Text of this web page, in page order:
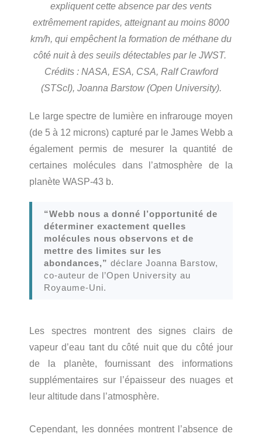
expliquent cette absence par des vents
extrêmement rapides, atteignant au moins 8000
km/h, qui empêchent la formation de méthane du
côté nuit à des seuils détectables par le JWST.
Crédits : NASA, ESA, CSA, Ralf Crawford
(STScI), Joanna Barstow (Open University).
Le large spectre de lumière en infrarouge moyen
(de 5 à 12 microns) capturé par le James Webb a
également permis de mesurer la quantité de
certaines molécules dans l’atmosphère de la
planète WASP-43 b.
“Webb nous a donné l’opportunité de
déterminer exactement quelles
molécules nous observons et de
mettre des limites sur les
abondances,” déclare Joanna Barstow,
co-auteur de l’Open University au
Royaume-Uni.
Les spectres montrent des signes clairs de
vapeur d’eau tant du côté nuit que du côté jour
de la planète, fournissant des informations
supplémentaires sur l’épaisseur des nuages et
leur altitude dans l’atmosphère.
Cependant, les données montrent l’absence de